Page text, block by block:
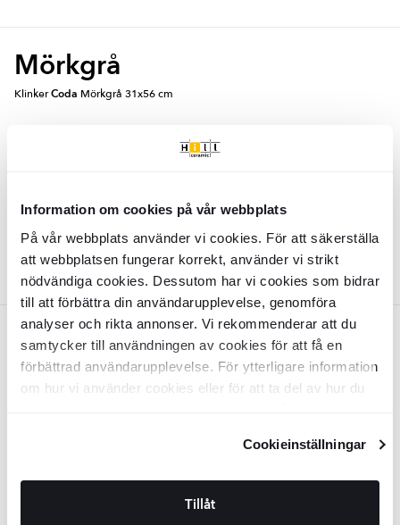
Information om cookies på vår webbplats
På vår webbplats använder vi cookies. För att säkerställa
att webbplatsen fungerar korrekt, använder vi strikt
nödvändiga cookies. Dessutom har vi cookies som bidrar
till att förbättra din användarupplevelse, genomföra
analyser och rikta annonser. Vi rekommenderar att du
samtycker till användningen av cookies för att få en
förbättrad användarupplevelse. För ytterligare information
om hur vi använder cookies eller för att ta del av hur du
Cookieinställningar
Tillåt
Mörkgrå
KlinkerCoda Mörkgrå 31x56 cm
758 -24%
LÄGG I VARUKORG
Brons
KlinkerCodaBrons 31x56 cm
758SEK/m 1004SEK/m -24%